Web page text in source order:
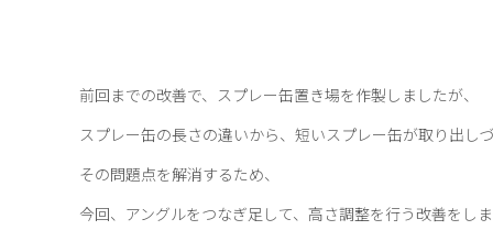
前回までの改善で、スプレー缶置き場を作製しましたが、
スプレー缶の長さの違いから、短いスプレー缶が取り出し
その問題点を解消するため、
今回、アングルをつなぎ足して、高さ調整を行う改善をしま